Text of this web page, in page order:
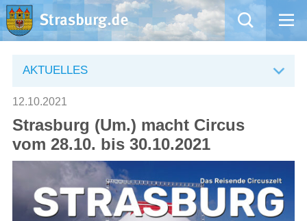
Aktuelles
Rathaus
Natur – Kultur – Tourismus
Wirtschaft
AKTUELLES
12.10.2021
Strasburg (Um.) macht Circus
vom 28.10. bis 30.10.2021